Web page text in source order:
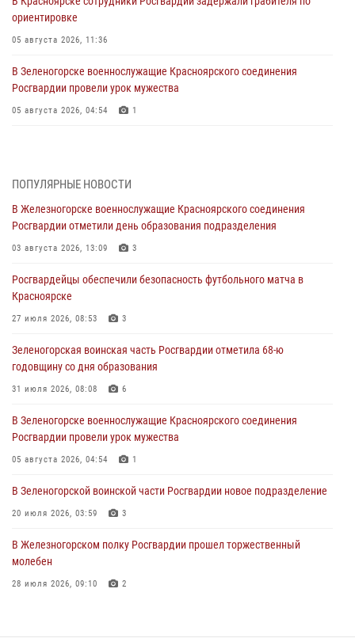
ориентировке
05 августа 2026, 11:36
В Зеленогорске военнослужащие Красноярского соединения
Росгвардии провели урок мужества
05 августа 2026, 04:54 1
05 августа 2026, 04:52 1
В Красноярске сотрудники вневедомственной охраны Росгвардии
задержали подозреваемого в серии краж из гипермаркета
04 августа 2026, 09:57
Сотрудники Росгвардии обеспечили общественный порядок во
время проведения экстремального заплыва в Дудинке
04 августа 2026, 08:36
В Красноярске сотрудники Росгвардии задержали подозреваемого
в серии краж из супермаркета
04 августа 2026, 06:50
Военнослужащие Красноярского соединения Росгвардии
познакомили отдыхающих детей с тонкостями РХБ защиты
03 августа 2026, 13:12 2
ПОПУЛЯРНЫЕ НОВОСТИ
В Железногорске военнослужащие Красноярского соединения
Росгвардии отметили день образования подразделения
03 августа 2026, 13:09 3
Росгвардейцы обеспечили безопасность футбольного матча в
Красноярске
27 июля 2026, 08:53 3
Зеленогорская воинская часть Росгвардии отметила 68-ю
годовщину со дня образования
31 июля 2026, 08:08 6
В Зеленогорске военнослужащие Красноярского соединения
Росгвардии провели урок мужества
05 августа 2026, 04:54 1
В Зеленогорской воинской части Росгвардии новое подразделение
20 июля 2026, 03:59 3
В Железногорском полку Росгвардии прошел торжественный
молебен
28 июля 2026, 09:10 2